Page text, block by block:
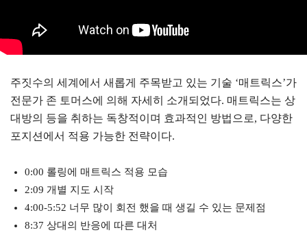
주짓수의 세계에서 새롭게 주목받고 있는 기술 ‘매트릭스’가
전문가 존 토머스에 의해 자세히 소개되었다. 매트릭스는 상
대방의 등을 취하는 독창적이며 효과적인 방법으로, 다양한
포지션에서 적용 가능한 전략이다.
0:00 롤링에 매트릭스 적용 모습
2:09 개별 지도 시작
4:00-5:52 너무 많이 회전 했을 때 생길 수 있는 문제점
8:37 상대의 반응에 따른 대처